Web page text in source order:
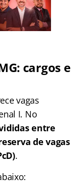
cargos e
vagas
I. No
entre
de vagas
.